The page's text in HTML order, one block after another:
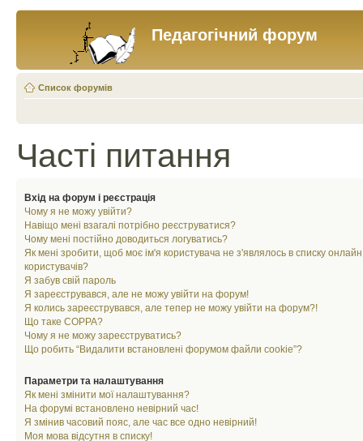
Педагогічний форум
Список форумів
Часті питання
Вхід на форум і реєстрація
Чому я не можу увійти?
Навіщо мені взагалі потрібно реєструватися?
Чому мені постійно доводиться логуватись?
Як мені зробити, щоб моє ім'я користувача не з'являлось в списку онлайн
користувачів?
Я забув свій пароль
Я зареєструвався, але не можу увійти на форум!
Я колись зареєструвався, але тепер не можу увійти на форум?!
Що таке COPPA?
Чому я не можу зареєструватись?
Що робить “Видалити встановлені форумом файли cookie”?
Параметри та налаштування
Як мені змінити мої налаштування?
На форумі встановлено невірний час!
Я змінив часовий пояс, але час все одно невірний!
Моя мова відсутня в списку!